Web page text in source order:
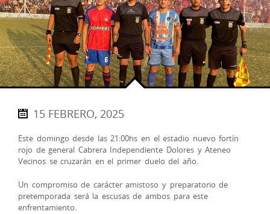
15 FEBRERO, 2025
Este domingo desde las 21:00hs en el estadio nuevo fortín
rojo de general Cabrera Independiente Dolores y Ateneo
Vecinos se cruzarán en el primer duelo del año.
Un compromiso de carácter amistoso y preparatorio de
pretemporada será la escusas de ambos para este
enfrentamiento.